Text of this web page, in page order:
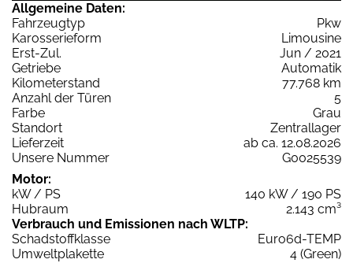
Allgemeine Daten:
Fahrzeugtyp
Pkw
Karosserieform
Limousine
Erst-Zul.
Jun / 2021
Getriebe
Automatik
Kilometerstand
77.768 km
Anzahl der Türen
5
Farbe
Grau
Standort
Zentrallager
Lieferzeit
ab ca. 12.08.2026
Unsere Nummer
G0025539
Motor:
kW / PS
140 kW / 190 PS
Hubraum
2.143 cm³
Verbrauch und Emissionen nach WLTP:
Schadstoffklasse
Euro6d-TEMP
Umweltplakette
4 (Green)